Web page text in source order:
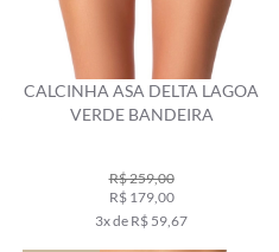
CALCINHA ASA DELTA LAGOA
VERDE BANDEIRA
R$ 259,00
R$ 179,00
3x de R$ 59,67